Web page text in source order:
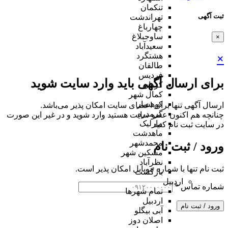
ثبت آگهی
×
×
برای ارسال آگهی باید وارد سایت شوید
ارسال آگهی تنها برای اعضای سایت امکان پذیر می‌باشد.
چنانچه هم‌ اکنون عضو سایت هستید وارد شوید و در غیر این صورت
در سایت ثبت نام کنید
ورود / ثبت نام
ثبت نام تنها با شماره موبایل امکان پذیر است.
شماره تماس*
ورود / ثبت نام
تنکمان
تهراندشت
چهارباغ
ساوجبلاغ
سعیدآباد
هشتگرد
طالقان
فردیس
کردان
کمال شهر
کوهسار
گرمدره
مارلیک
ماهدشت
محمدشهر
مشکین شهر
نظرآباد
بازگشت
اردبیل
تمام شهر‌ها
اردبیل
آبی بیگلو
اصلان دوز